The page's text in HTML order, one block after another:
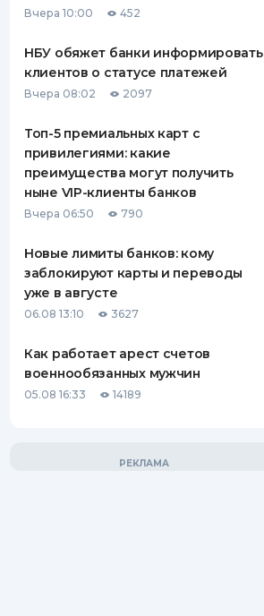
СТРАХОВАНИЮ
ВСЕ СТРАХОВЫЕ ПОЛИСЫ
ОТЗЫВЫ О СТРАХОВЫХ
КОМПАНИЯХ
Вчера 10:00 452
НБУ обяжет банки информировать
клиентов о статусе платежей
Вчера 08:02 2097
Топ-5 премиальных карт с
привилегиями: какие
преимущества могут получить
ныне VIP-клиенты банков
Вчера 06:50 790
Новые лимиты банков: кому
заблокируют карты и переводы
уже в августе
06.08 13:10 3627
Как работает арест счетов
военнообязанных мужчин
05.08 16:33 14189